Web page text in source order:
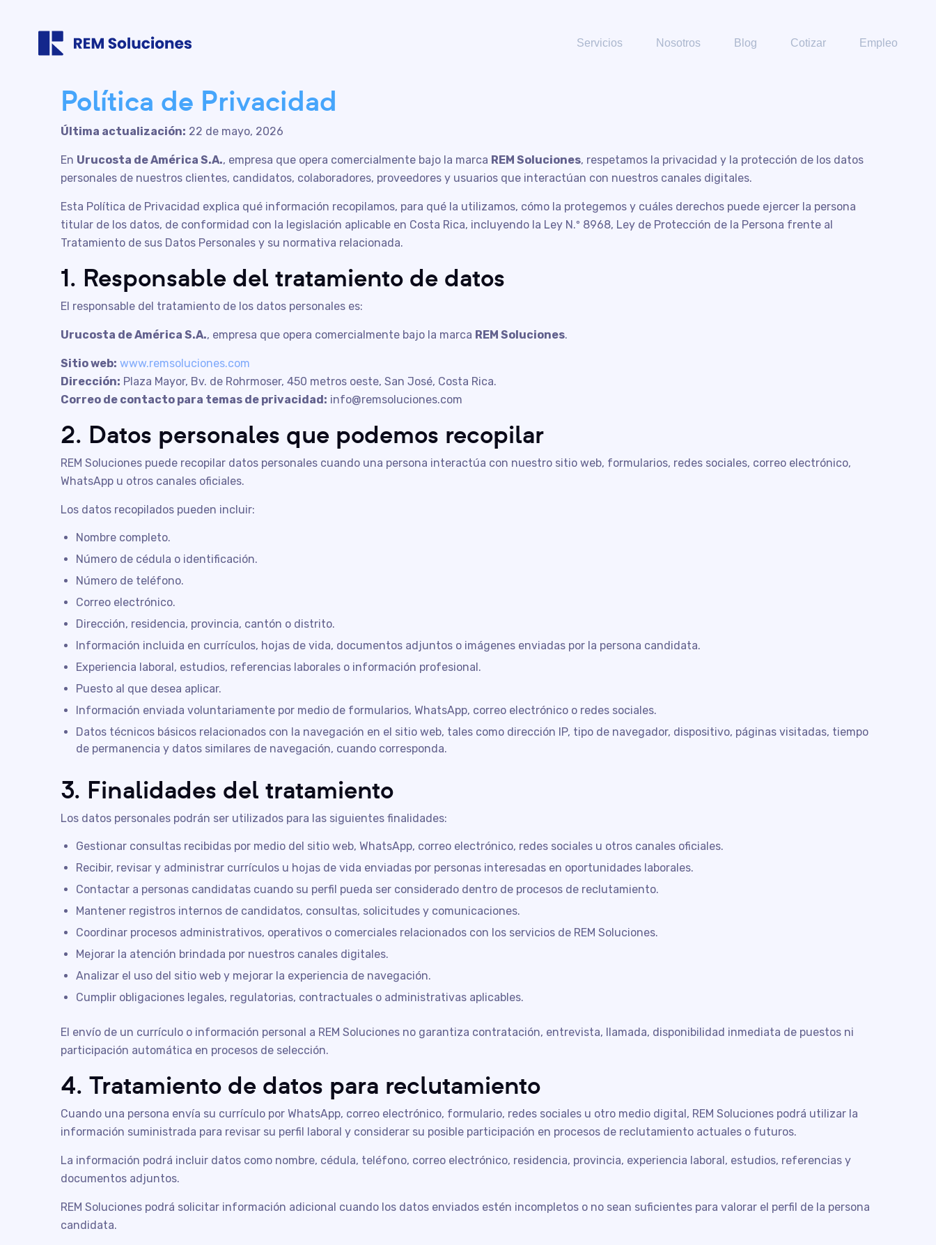
Servicios Nosotros Blog Cotizar Empleo
Política de Privacidad
Última actualización: 22 de mayo, 2026
En Urucosta de América S.A., empresa que opera comercialmente bajo la marca REM Soluciones, respetamos la privacidad y la protección de los datos
personales de nuestros clientes, candidatos, colaboradores, proveedores y usuarios que interactúan con nuestros canales digitales.
Esta Política de Privacidad explica qué información recopilamos, para qué la utilizamos, cómo la protegemos y cuáles derechos puede ejercer la persona
titular de los datos, de conformidad con la legislación aplicable en Costa Rica, incluyendo la Ley N.º 8968, Ley de Protección de la Persona frente al
Tratamiento de sus Datos Personales y su normativa relacionada.
1. Responsable del tratamiento de datos
El responsable del tratamiento de los datos personales es:
Urucosta de América S.A., empresa que opera comercialmente bajo la marca REM Soluciones.
Sitio web: www.remsoluciones.com
Dirección: Plaza Mayor, Bv. de Rohrmoser, 450 metros oeste, San José, Costa Rica.
Correo de contacto para temas de privacidad: info@remsoluciones.com
2. Datos personales que podemos recopilar
REM Soluciones puede recopilar datos personales cuando una persona interactúa con nuestro sitio web, formularios, redes sociales, correo electrónico,
WhatsApp u otros canales oficiales.
Los datos recopilados pueden incluir:
Nombre completo.
Número de cédula o identificación.
Número de teléfono.
Correo electrónico.
Dirección, residencia, provincia, cantón o distrito.
Información incluida en currículos, hojas de vida, documentos adjuntos o imágenes enviadas por la persona candidata.
Experiencia laboral, estudios, referencias laborales o información profesional.
Puesto al que desea aplicar.
Información enviada voluntariamente por medio de formularios, WhatsApp, correo electrónico o redes sociales.
Datos técnicos básicos relacionados con la navegación en el sitio web, tales como dirección IP, tipo de navegador, dispositivo, páginas visitadas, tiempo
de permanencia y datos similares de navegación, cuando corresponda.
3. Finalidades del tratamiento
Los datos personales podrán ser utilizados para las siguientes finalidades:
Gestionar consultas recibidas por medio del sitio web, WhatsApp, correo electrónico, redes sociales u otros canales oficiales.
Recibir, revisar y administrar currículos u hojas de vida enviadas por personas interesadas en oportunidades laborales.
Contactar a personas candidatas cuando su perfil pueda ser considerado dentro de procesos de reclutamiento.
Mantener registros internos de candidatos, consultas, solicitudes y comunicaciones.
Coordinar procesos administrativos, operativos o comerciales relacionados con los servicios de REM Soluciones.
Mejorar la atención brindada por nuestros canales digitales.
Analizar el uso del sitio web y mejorar la experiencia de navegación.
Cumplir obligaciones legales, regulatorias, contractuales o administrativas aplicables.
El envío de un currículo o información personal a REM Soluciones no garantiza contratación, entrevista, llamada, disponibilidad inmediata de puestos ni
participación automática en procesos de selección.
4. Tratamiento de datos para reclutamiento
Cuando una persona envía su currículo por WhatsApp, correo electrónico, formulario, redes sociales u otro medio digital, REM Soluciones podrá utilizar la
información suministrada para revisar su perfil laboral y considerar su posible participación en procesos de reclutamiento actuales o futuros.
La información podrá incluir datos como nombre, cédula, teléfono, correo electrónico, residencia, provincia, experiencia laboral, estudios, referencias y
documentos adjuntos.
REM Soluciones podrá solicitar información adicional cuando los datos enviados estén incompletos o no sean suficientes para valorar el perfil de la persona
candidata.